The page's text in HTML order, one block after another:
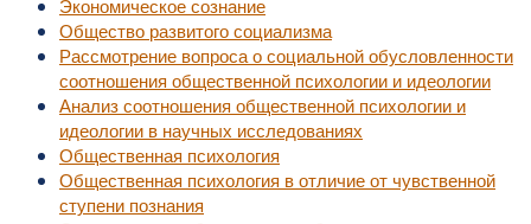
Экономическое сознание
Общество развитого социализма
Рассмотрение вопроса о социальной обусловленности
соотношения общественной психологии и идеологии
Анализ соотношения общественной психологии и
идеологии в научных исследованиях
Общественная психология
Общественная психология в отличие от чувственной
ступени познания